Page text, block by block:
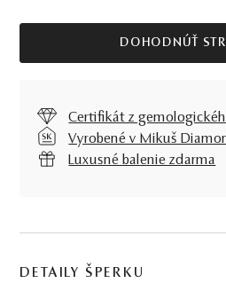
DOHODNÚŤ
Certifikát z
Vyrobené v Mikuš
Luxusné balenie zdarma
DETAILY ŠPERKU